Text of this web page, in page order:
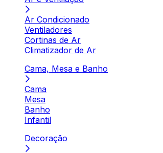
Ar Condicionado
Ventiladores
Cortinas de Ar
Climatizador de Ar
Cama, Mesa e Banho
Cama
Mesa
Banho
Infantil
Decoração